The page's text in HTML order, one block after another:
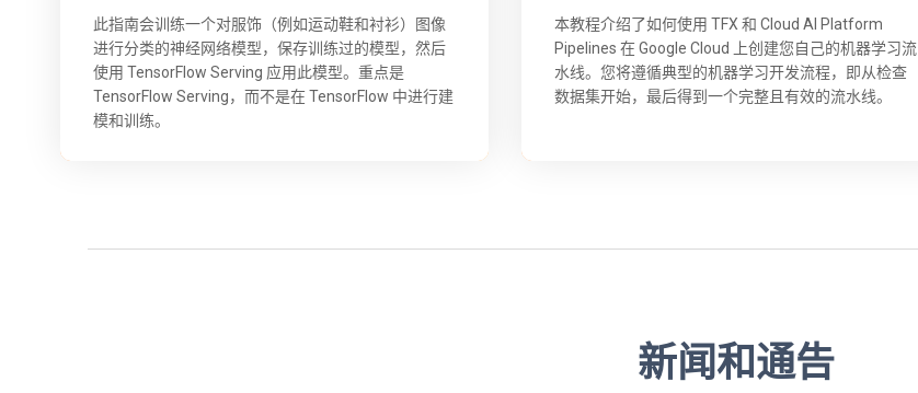
此指南会训练一个对服饰（例如运动鞋和衬衫）图像
进行分类的神经网络模型，保存训练过的模型，然后
使用 TensorFlow Serving 应用此模型。重点是
TensorFlow Serving，而不是在 TensorFlow 中进行建
模和训练。
本教程介绍了如何使用 TFX 和 Cloud AI Platform
Pipelines 在 Google Cloud 上创建您自己的机器学习流
水线。您将遵循典型的机器学习开发流程，即从检查
数据集开始，最后得到一个完整且有效的流水线。
新闻和通告